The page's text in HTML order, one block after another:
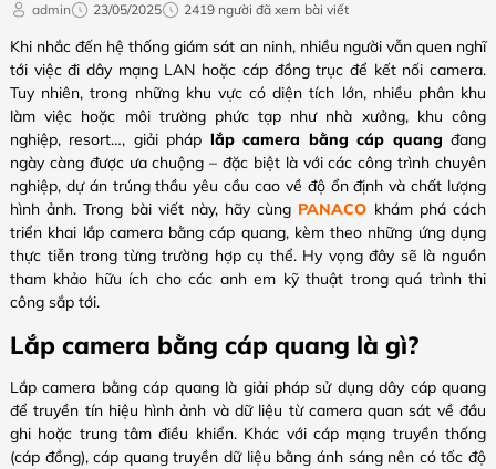
admin 23/05/2025 2419 người đã xem bài viết
Khi nhắc đến hệ thống giám sát an ninh, nhiều người vẫn quen nghĩ
tới việc đi dây mạng LAN hoặc cáp đồng trục để kết nối camera.
Tuy nhiên, trong những khu vực có diện tích lớn, nhiều phân khu
làm việc hoặc môi trường phức tạp như nhà xưởng, khu công
nghiệp, resort…, giải pháp lắp camera bằng cáp quang đang
ngày càng được ưa chuộng – đặc biệt là với các công trình chuyên
nghiệp, dự án trúng thầu yêu cầu cao về độ ổn định và chất lượng
hình ảnh. Trong bài viết này, hãy cùng PANACO khám phá cách
triển khai lắp camera bằng cáp quang, kèm theo những ứng dụng
thực tiễn trong từng trường hợp cụ thể. Hy vọng đây sẽ là nguồn
tham khảo hữu ích cho các anh em kỹ thuật trong quá trình thi
công sắp tới.
Lắp camera bằng cáp quang là gì?
Lắp camera bằng cáp quang là giải pháp sử dụng dây cáp quang
để truyền tín hiệu hình ảnh và dữ liệu từ camera quan sát về đầu
ghi hoặc trung tâm điều khiển. Khác với cáp mạng truyền thống
(cáp đồng), cáp quang truyền dữ liệu bằng ánh sáng nên có tốc độ